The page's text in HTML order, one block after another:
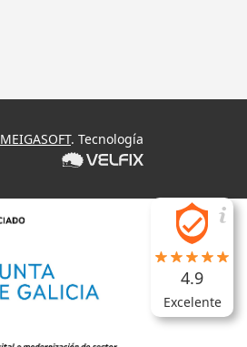
MEIGASOFT. Tecnología
4.9
Excelente